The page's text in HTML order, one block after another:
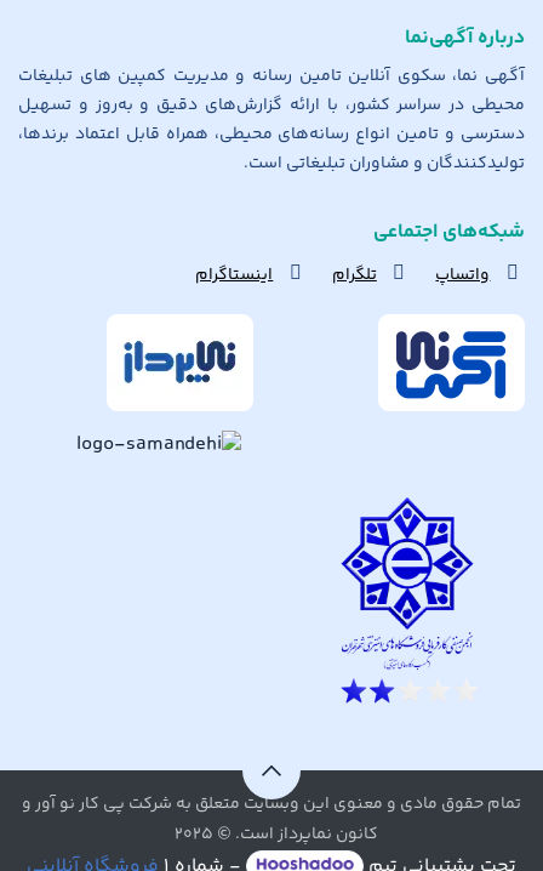
درباره آگهی‌نما
آگهی نما، سکوی آنلاین تامین رسانه و مدیریت کمپین های تبلیغات
محیطی در سراسر کشور، با ارائه گزارش‌های دقیق و به‌روز و تسهیل
دسترسی و تامین انواع رسانه‌های محیطی، همراه قابل اعتماد برندها،
تولیدکنندگان و مشاوران تبلیغاتی است.
شبکه‌های اجتماعی
واتساپ تلگرام اینستاگرام
تمام حقوق مادی و معنوی این وبسایت متعلق به شرکت پی کار نو آور و
کانون نماپرداز است. © ۲۰۲۵